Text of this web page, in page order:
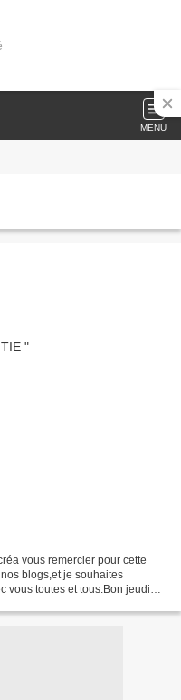
MENU
vous remercier pour cette
blogs,et je souhaites
vous toutes et tous.Bon jeudi